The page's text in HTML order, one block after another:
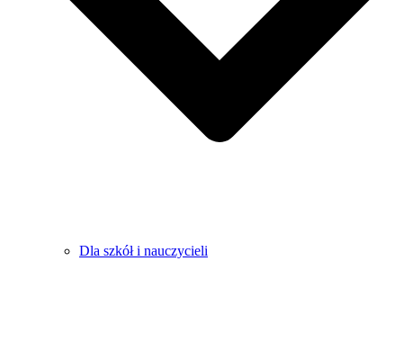
Dla szkół i nauczycieli